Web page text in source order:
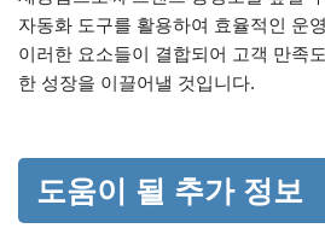
자동화 도구를 활용하여 효율적인 운
이러한 요소들이 결합되어 고객 만족
한 성장을 이끌어낼 것입니다.
도움이 될 추가 정보